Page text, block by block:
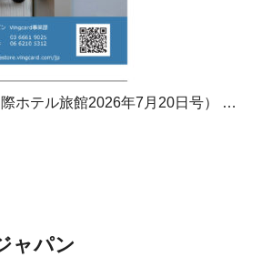
ホテル旅館2026年7月20日号） …
ャパン